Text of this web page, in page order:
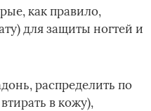
как правило,
для защиты ногтей и
распределить по
в кожу),